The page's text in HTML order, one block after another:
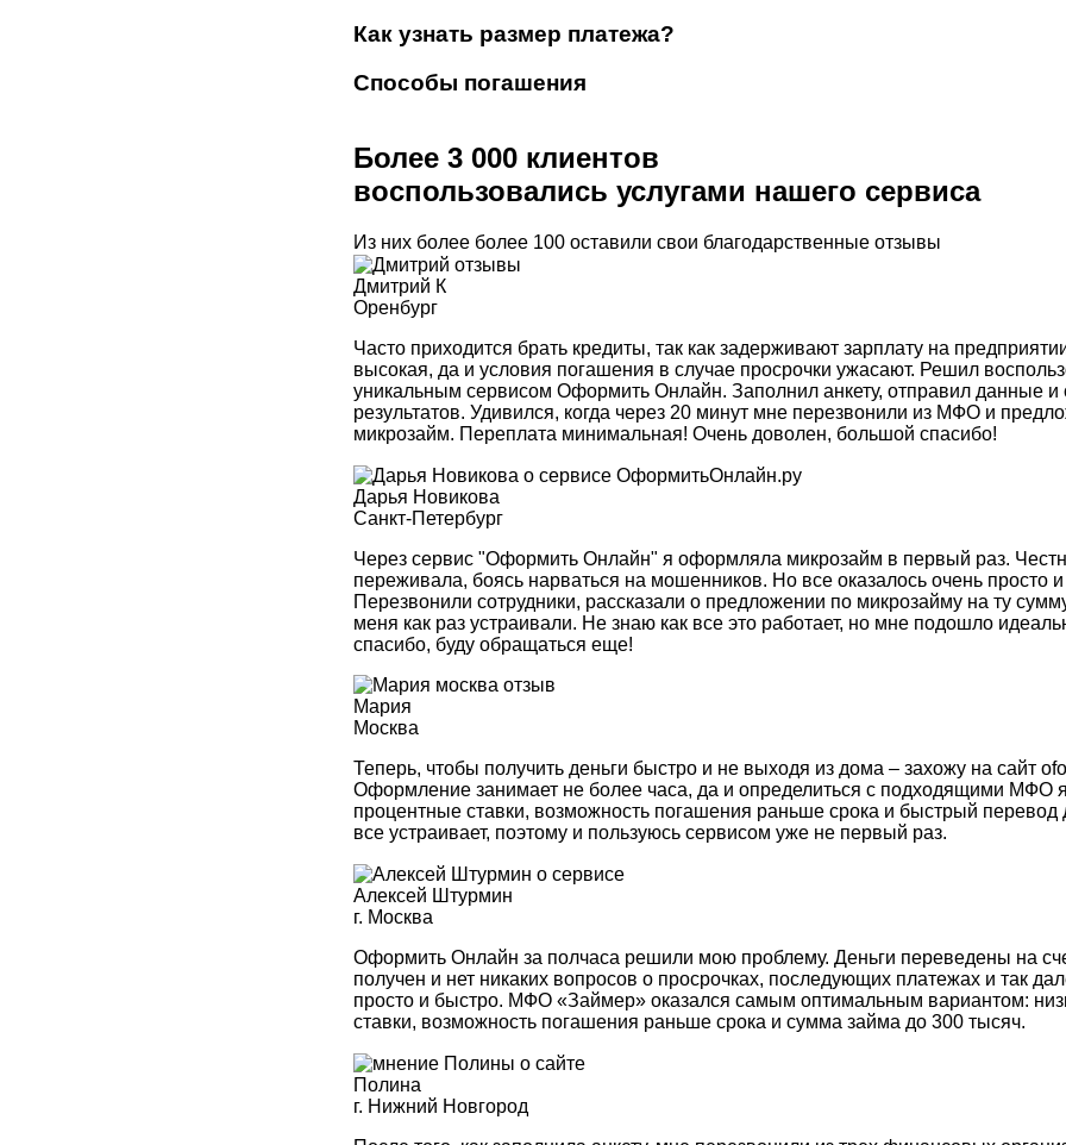
Как узнать размер платежа?
Способы погашения
Более 3 000 клиентов
воспользовались услугами нашего сервиса
Из них более более 100 оставили свои благодарственные отзывы
Дмитрий К
Оренбург
Часто приходится брать кредиты, так как задерживают зарплату на
высокая, да и условия погашения в случае просрочки ужасают. Решил
уникальным сервисом Оформить Онлайн. Заполнил анкету, отправил данные и
результатов. Удивился, когда через 20 минут мне перезвонили из МФО и
микрозайм. Переплата минимальная! Очень доволен, большой спасибо!
Дарья Новикова
Санкт-Петербург
Через сервис "Оформить Онлайн" я оформляла микрозайм в первый раз.
переживала, боясь нарваться на мошенников. Но все оказалось очень просто
Перезвонили сотрудники, рассказали о предложении по микрозайму на ту
меня как раз устраивали. Не знаю как все это работает, но мне подошло
спасибо, буду обращаться еще!
Мария
Москва
Теперь, чтобы получить деньги быстро и не выходя из дома – захожу на сайт
Оформление занимает не более часа, да и определиться с подходящими МФО
процентные ставки, возможность погашения раньше срока и быстрый перевод
все устраивает, поэтому и пользуюсь сервисом уже не первый раз.
Алексей Штурмин
г. Москва
Оформить Онлайн за полчаса решили мою проблему. Деньги переведены на
получен и нет никаких вопросов о просрочках, последующих платежах и так
просто и быстро. МФО «Займер» оказался самым оптимальным вариантом:
ставки, возможность погашения раньше срока и сумма займа до 300 тысяч.
Полина
г. Нижний Новгород